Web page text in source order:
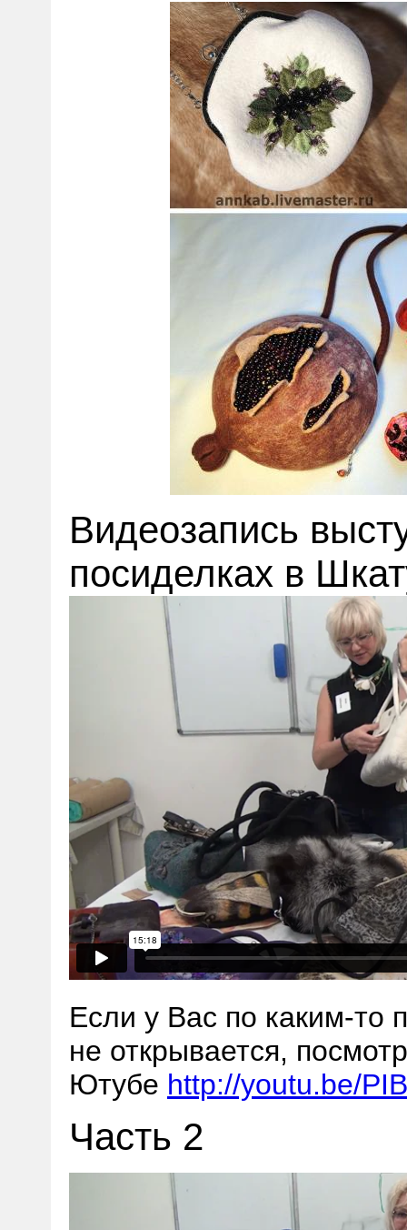
Видеозапись
посиделках в
Если у Вас по каким-то
не открывается,
Ютубе http://youtu.be/
Часть 2